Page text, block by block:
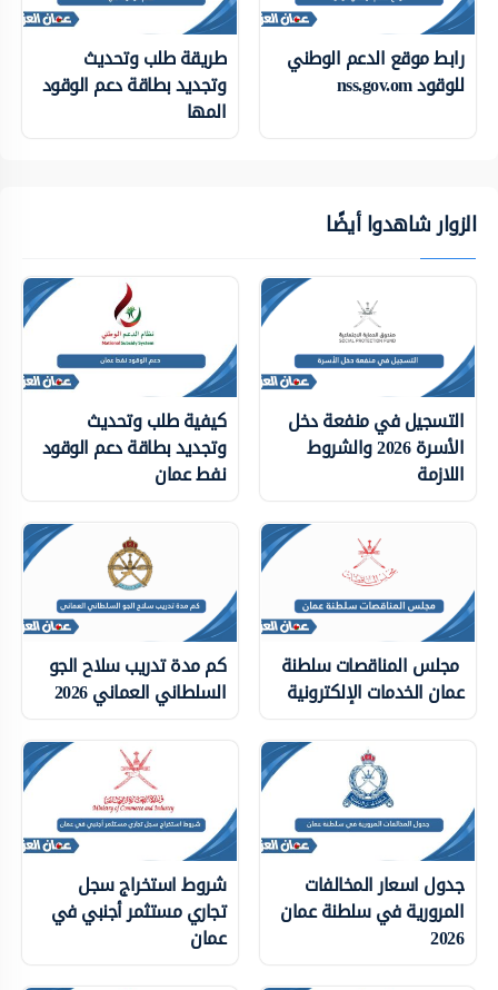
رابط موقع الدعم الوطني
للوقود nss.gov.om
طريقة طلب وتحديث
وتجديد بطاقة دعم الوقود
المها
الزوار شاهدوا أيضًا
التسجيل في منفعة دخل
الأسرة 2026 والشروط
اللازمة
كيفية طلب وتحديث
وتجديد بطاقة دعم الوقود
نفط عمان
مجلس المناقصات سلطنة
عمان الخدمات الإلكترونية
كم مدة تدريب سلاح الجو
السلطاني العماني 2026
جدول اسعار المخالفات
المرورية في سلطنة عمان
2026
شروط استخراج سجل
تجاري مستثمر أجنبي في
عمان